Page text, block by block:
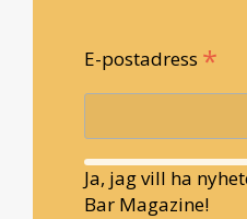
E-postadress *
Ja, jag vill ha
Bar Magazine!